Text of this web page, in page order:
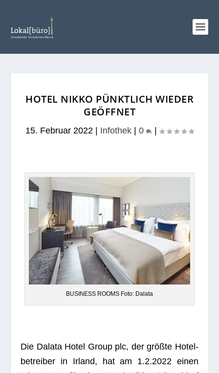
HOTEL NIKKO PÜNKTLICH WIEDER
GEÖFFNET
15. Februar 2022 Infothek 0
BUSINESS ROOMS Foto: Dalata
Die Dalata Hotel Group plc, der größte Hotel­
be­trei­ber in Irland, hat am 1.2.2022 einen